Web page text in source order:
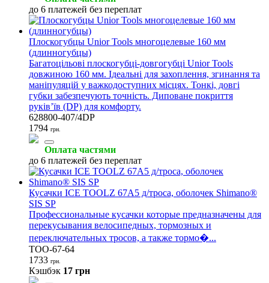
до 6 платежей без переплат
Плоскогубцы Unior Tools многоцелевые 160 мм
(длинногубцы)
Багатоцільові плоскогубці-довгогубці Unior Tools
довжиною 160 мм. Ідеальні для захоплення, згинання та
маніпуляцій у важкодоступних місцях. Тонкі, довгі
губки забезпечують точність. Диповане покриття
руків’їв (DP) для комфорту.
628800-407/4DP
1794 грн.
Оплата частями
до 6 платежей без переплат
Кусачки ICE TOOLZ 67A5 д/троса, оболочек Shimano®
SIS SP
Профессиональные кусачки которые предназначены для
перекусывания велосипедных, тормозных и
переключательных тросов, а также тормо�...
TOO-67-64
1733 грн.
Кэшбэк 17 грн